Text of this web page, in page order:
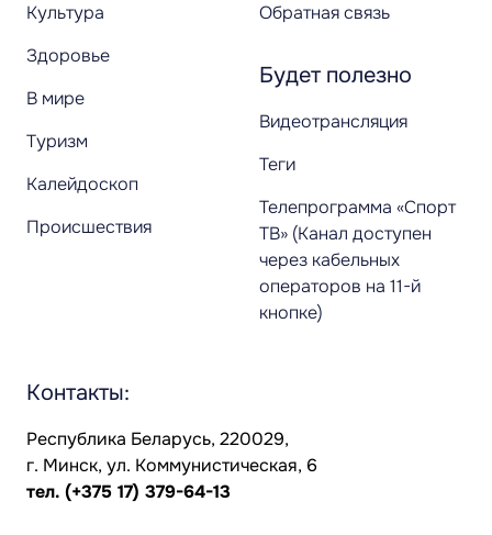
Культура
Здоровье
В мире
Туризм
Калейдоскоп
Происшествия
Обратная связь
Будет полезно
Видеотрансляция
Теги
Телепрограмма «Спорт
ТВ» (Канал доступен
через кабельных
операторов на 11-й
кнопке)
Контакты:
Республика Беларусь, 220029,
г. Минск, ул. Коммунистическая, 6
тел. (+375 17) 379-64-13